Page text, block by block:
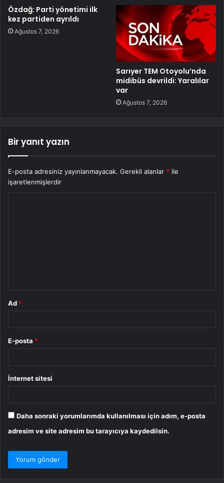
Özdağ: Parti yönetimi ilk
kez partiden ayrıldı
Ağustos 7, 2026
Sarıyer TEM Otoyolu’nda
midibüs devrildi: Yaralılar
var
Ağustos 7, 2026
Bir yanıt yazın
E-posta adresiniz yayınlanmayacak. Gerekli alanlar * ile
işaretlenmişlerdir
Ad *
E-posta *
İnternet sitesi
Daha sonraki yorumlarımda kullanılması için adım, e-posta
adresim ve site adresim bu tarayıcıya kaydedilsin.